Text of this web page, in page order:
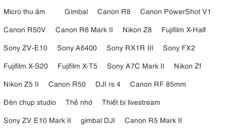
Micro thu âm Gimbal Canon R8
Canon PowerShot V1
Canon R50V
Canon R6 Mark II Nikon Z8
Fujifilm X-Half
Sony ZV-E10
Sony A6400 Sony RX1R III
Sony FX2
Fujifilm X-S20
Fujifilm X-T5 Sony A7C Mark II
Nikon Zf
Nikon Z5 II
Canon R50 DJI rs 4
Canon RF 85mm
Đèn chụp studio
Thẻ nhớ
Thiết bị livestream
Sony ZV E10 Mark II
gimbal DJI
Canon R5 Mark II